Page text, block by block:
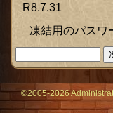
R8.7.31
凍結用のパスワ
©2005-2026